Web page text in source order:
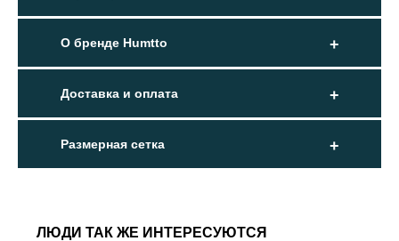
О бренде Humtto
Доставка и оплата
Размерная сетка
ЛЮДИ ТАК ЖЕ ИНТЕРЕСУЮТСЯ